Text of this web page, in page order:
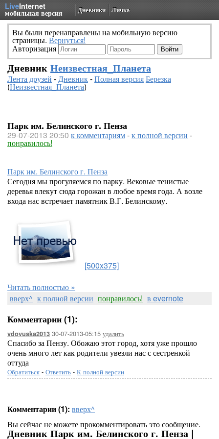
LiveInternet
мобильная версия Дневники Личка
Вы были перенаправлены на мобильную версию
страницы. Вернуться!
Авторизация
Дневник Неизвестная_Планета
Лента друзей -Дневник-Полная версияБерезка
(Неизвестная_Планета)
Парк им. Белинского г. Пенза
29-07-2013 20:50 к комментариям-к полной версии -
понравилось!
Парк им. Белинского г. Пенза
Сегодня мы прогуляемся по парку. Вековые тенистые
деревья влекут сюда горожан в любое время года. А возле
входа нас встречает памятник В.Г. Белинскому.
[500x375]
Читать полностью »
вверх^ к полной версии понравилось! в evernote
Комментарии (1):
vdovuska2013 30-07-2013-05:15 удалить
Спасибо за Пензу. Обожаю этот город, хотя уже прошло
очень много лет как родители увезли нас с сестренкой
оттуда
Обратиться - Ответить - К полной версии
Комментарии (1): вверх^
Вы сейчас не можете прокомментировать это сообщение.
Дневник Парк им. Белинского г. Пенза |